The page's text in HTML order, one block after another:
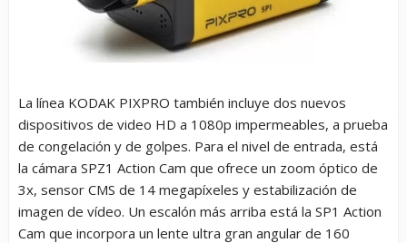
La línea KODAK PIXPRO también incluye dos nuevos
dispositivos de video HD a 1080p impermeables, a prueba
de congelación y de golpes. Para el nivel de entrada, está
la cámara SPZ1 Action Cam que ofrece un zoom óptico de
3x, sensor CMS de 14 megapíxeles y estabilización de
imagen de vídeo. Un escalón más arriba está la SP1 Action
Cam que incorpora un lente ultra gran angular de 160